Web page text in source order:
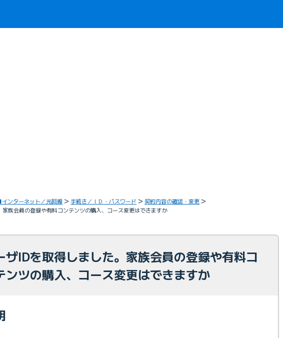
ンターネット／光回線 手続き／ＩＤ・パスワード
契約内容の確認・変更
家族会員の登録や有料コンテンツの購入、コース変更はできますか
ザIDを取得しました。家族会員の登録や有料コ
ンツの購入、コース変更はできますか